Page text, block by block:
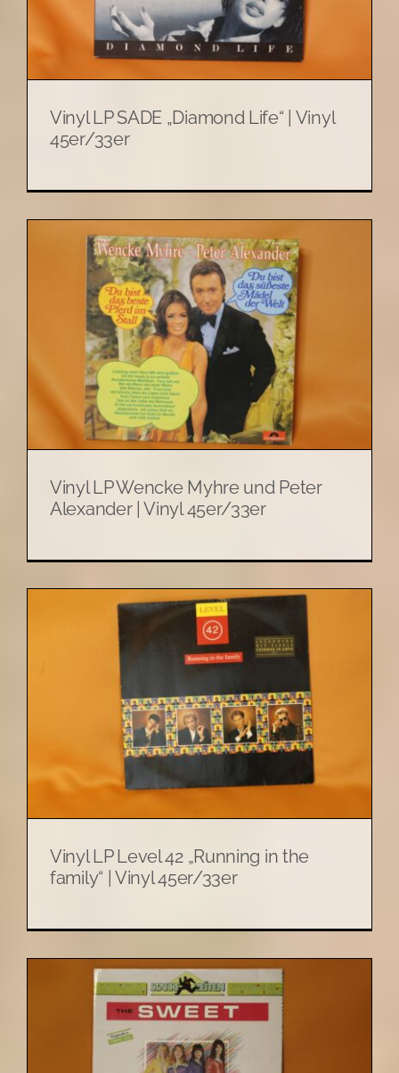
Vinyl LP SADE „Diamond Life“ | Vinyl
45er/33er
Vinyl LP Wencke Myhre und Peter
Alexander | Vinyl 45er/33er
Vinyl LP Level 42 „Running in the
family“ | Vinyl 45er/33er